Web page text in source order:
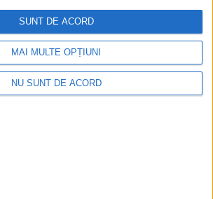
MAI MULTE OPȚIUNI
NU SUNT DE ACORD
SUNT DE ACORD